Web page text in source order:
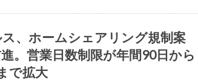
、ホームシェアリング規制案
。営業日数制限が年間90日から
で拡大